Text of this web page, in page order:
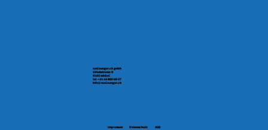
Impressum Datenschutz AGB
sunlounger.ch gmbh
tüfwisstrasse 8
8185 winkel
tel +41 44 860 66 67
info@sunlounger.ch